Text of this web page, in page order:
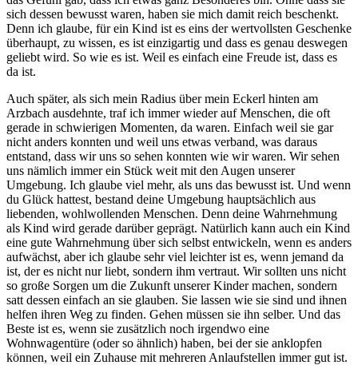
sich dessen bewusst waren, haben sie mich damit reich beschenkt.
Denn ich glaube, für ein Kind ist es eins der wertvollsten Geschenke
überhaupt, zu wissen, es ist einzigartig und dass es genau deswegen
geliebt wird. So wie es ist. Weil es einfach eine Freude ist, dass es
da ist.
Auch später, als sich mein Radius über mein Eckerl hinten am
Arzbach ausdehnte, traf ich immer wieder auf Menschen, die oft
gerade in schwierigen Momenten, da waren. Einfach weil sie gar
nicht anders konnten und weil uns etwas verband, was daraus
entstand, dass wir uns so sehen konnten wie wir waren. Wir sehen
uns nämlich immer ein Stück weit mit den Augen unserer
Umgebung. Ich glaube viel mehr, als uns das bewusst ist. Und wenn
du Glück hattest, bestand deine Umgebung hauptsächlich aus
liebenden, wohlwollenden Menschen. Denn deine Wahrnehmung
als Kind wird gerade darüber geprägt. Natürlich kann auch ein Kind
eine gute Wahrnehmung über sich selbst entwickeln, wenn es anders
aufwächst, aber ich glaube sehr viel leichter ist es, wenn jemand da
ist, der es nicht nur liebt, sondern ihm vertraut. Wir sollten uns nicht
so große Sorgen um die Zukunft unserer Kinder machen, sondern
satt dessen einfach an sie glauben. Sie lassen wie sie sind und ihnen
helfen ihren Weg zu finden. Gehen müssen sie ihn selber. Und das
Beste ist es, wenn sie zusätzlich noch irgendwo eine
Wohnwagentüre (oder so ähnlich) haben, bei der sie anklopfen
können, weil ein Zuhause mit mehreren Anlaufstellen immer gut ist.